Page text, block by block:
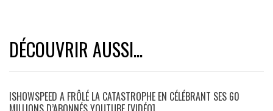
DÉCOUVRIR AUSSI...
ISHOWSPEED A FRÔLÉ LA CATASTROPHE EN CÉLÉBRANT SES 60